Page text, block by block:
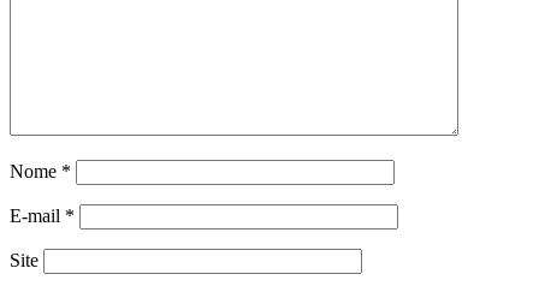
Nome *
E-mail *
Site